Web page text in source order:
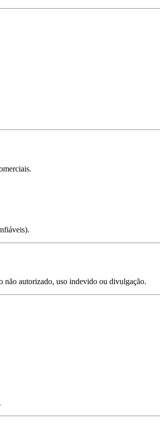
não autorizado, uso indevido ou divulgação.
.